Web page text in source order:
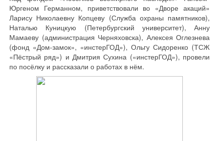
Юргеном Германном, приветствовали во «Дворе акаций»
Ларису Николаевну Копцеву (Служба охраны памятников),
Наталью Куницкую (Петербургский университет), Анну
Мамаеву (администрация Черняховска), Алексея Оглезнева
(фонд «Дом-замок», «инстерГОД»), Ольгу Сидоренко (ТСЖ
«Пёстрый ряд») и Дмитрия Сухина («инстерГОД»), провели
по посёлку и рассказали о работах в нём.